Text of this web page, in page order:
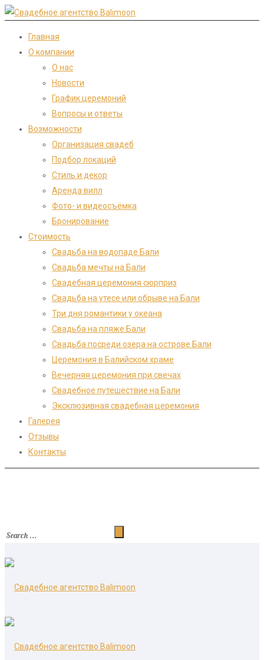
Главная
О компании
О нас
Новости
График церемоний
Вопросы и ответы
Возможности
Организация свадеб
Подбор локаций
Стиль и декор
Аренда вилл
Фото- и видеосъёмка
Бронирование
Стоимость
Свадьба на водопаде Бали
Свадьба мечты на Бали
Cвадебная церемония сюрприз
Свадьба на утесе или обрыве на Бали
Три дня романтики у океана
Свадьба на пляже Бали
Свадьба посреди озера на острове Бали
Церемония в Балийском храме
Вечерняя церемония при свечах
Свадебное путешествие на Бали
Эксклюзивная свадебная церемония
Галерея
Отзывы
Контакты